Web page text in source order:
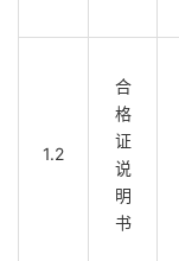
1.2
合
格
证
说
明
书